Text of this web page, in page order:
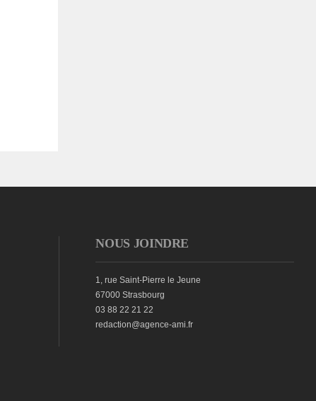
NOUS JOINDRE
1, rue Saint-Pierre le Jeune
67000 Strasbourg
03 88 22 21 22
redaction@agence-ami.fr